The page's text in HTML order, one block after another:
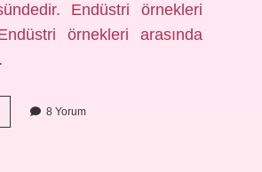
Endüstri örnekleri
örnekleri arasında
8 Yorum